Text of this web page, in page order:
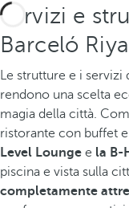
Servizi e
Barceló
Le strutture e i servizi
rendono una scelta
magia della città.
ristorante con buffet
Level Lounge e la B-
piscina e vista sulla
completamente